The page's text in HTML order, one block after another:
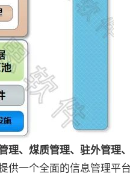
理、煤质管理、驻外管理
供一个全面的信息管理平